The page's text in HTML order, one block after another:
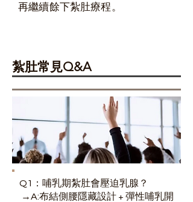
再繼續餘下紮肚療程。
紮肚常見Q&A
Q1：哺乳期紮肚會壓迫乳腺？
→A:布結側腰隱藏設計 + 彈性哺乳開